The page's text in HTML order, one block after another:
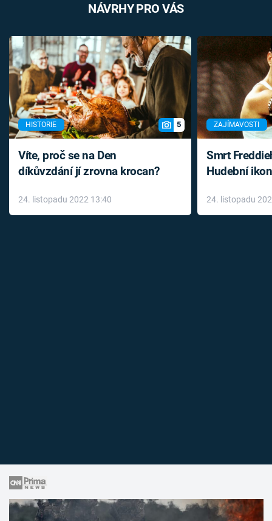
NÁVRHY PRO VÁS
HISTORIE 5
Víte, proč se na Den
díkůvzdání jí zrovna krocan?
24. listopadu 2022 13:40
ZAJÍMAVOSTI
Smrt
Hudební
léky
24. listopadu